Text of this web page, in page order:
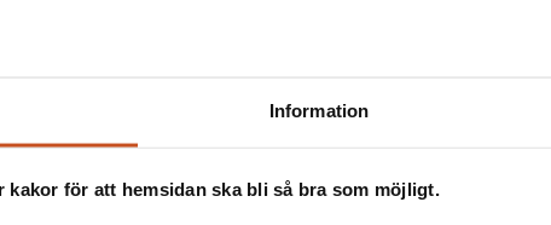
Information
kakor för att hemsidan ska bli så bra som möjligt.
chefer hur viktigt det är
lätt hänt att operativa
något som sällan gynnar
Till exempel
för att utbyta kunskap